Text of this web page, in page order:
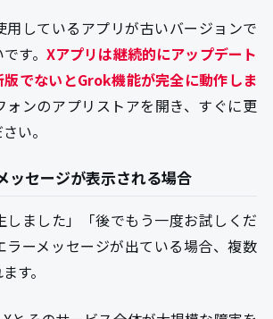
用しているアプリが古いバージョンで
す。 Xアプリは継続的にアップデート
版でないとGrok機能が完全に動作しま
ォンのアプリストアを開き、すぐに更
い。
ッセージが表示される場合
しました」「後でもう一度お試しくだ
ラーメッセージが出ている場合、複数
す。